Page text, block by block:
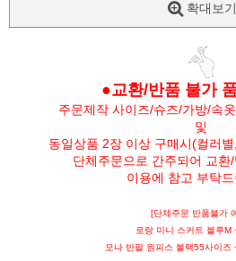
확대보기
●교환/반품 불가
주문제작 사이즈/슈즈/가방/속
및
동일상품 2장 이상 구매시(컬러
단체주문으로 간주되어 교환
이용에 참고 부탁
[단체주문 반품불가
로랑 미니 스커트 블루M
모나 반팔 원피스 블랙55사이즈